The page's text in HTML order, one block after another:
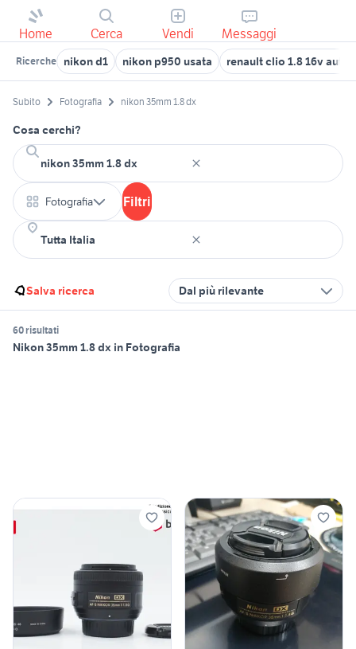
Home Cerca Vendi Messaggi
Ricerche nikon d1 nikon p950 usata renault clio 1.8 16v auto
Subito Fotografia nikon 35mm 1.8 dx
Cosa cerchi?
Fotografia Filtri
Salva ricerca Dal più rilevante
60 risultati
Nikon 35mm 1.8 dx in Fotografia